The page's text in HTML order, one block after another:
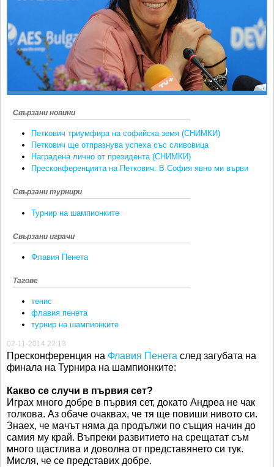
БЛОГ
ВИДЕО
ЖЪЛТО
Други
Любители
Свързани новини
Петкович триумфира на софийска земя (СНИМКИ)
Петкович ще отпразнува успеха със сливовица
Наградена лично от президента (СНИМКИ)
Пресконференцията на Петкович: В София явно ми върви
Свързани турнири
Турнир на шампионките
Свързани играчи
Флавия Пенета
Тагове
тенис
флавия пенета
турнир на шампионките
02-11-2014 22:13
Пресконференция на Флавия Пенета след загубата на
финала на Турнира на шампионките:
Какво се случи в първия сет?
Играх много добре в първия сет, докато Андреа не чак
толкова. Аз обаче очаквах, че тя ще повиши нивото си.
Знаех, че мачът няма да продължи по същия начин до
самия му край. Въпреки развитието на срещатат съм
много щастлива и доволна от представянето си тук.
Мисля, че се представих добре.